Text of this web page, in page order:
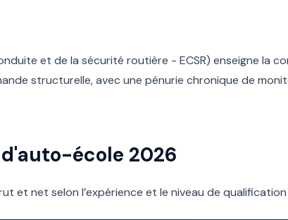
et de la sécurité routière - ECSR) enseigne la
structurelle, avec une pénurie chronique de
école 2026
et net selon l’expérience et le niveau de qualification